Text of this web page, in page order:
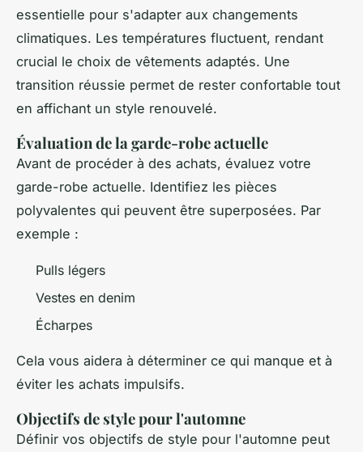
essentielle pour s'adapter aux changements
climatiques. Les températures fluctuent, rendant
crucial le choix de vêtements adaptés. Une
transition réussie permet de rester confortable tout
en affichant un style renouvelé.
Évaluation de la garde-robe actuelle
Avant de procéder à des achats, évaluez votre
garde-robe actuelle. Identifiez les pièces
polyvalentes qui peuvent être superposées. Par
exemple :
Pulls légers
Vestes en denim
Écharpes
Cela vous aidera à déterminer ce qui manque et à
éviter les achats impulsifs.
Objectifs de style pour l'automne
Définir vos objectifs de style pour l'automne peut